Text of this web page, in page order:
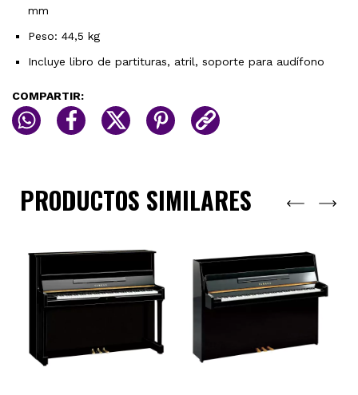
mm
Peso: 44,5 kg
Incluye libro de partituras, atril, soporte para audífono
COMPARTIR:
PRODUCTOS SIMILARES